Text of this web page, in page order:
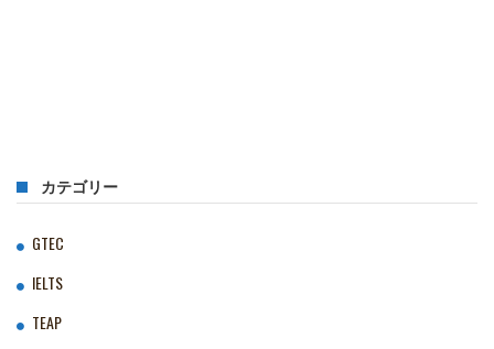
カテゴリー
GTEC
IELTS
TEAP